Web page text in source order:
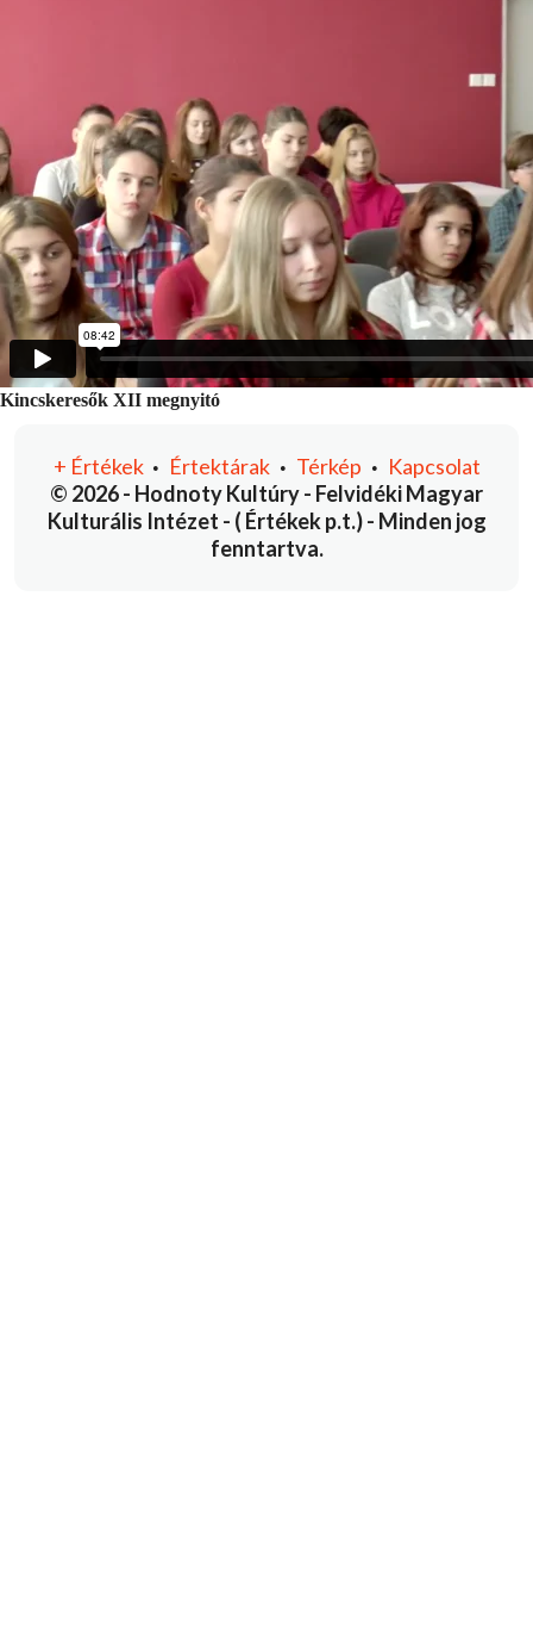
Kincskeresők XII megnyitó
© 2026 - Hodnoty Kultúry - Felvidéki Magyar
Kulturális Intézet - ( Értékek p.t.) - Minden jog
fenntartva.
+ Értékek • Értektárak• Térkép • Kapcsolat